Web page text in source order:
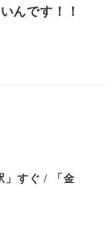
んです！！
」すぐ / 「金